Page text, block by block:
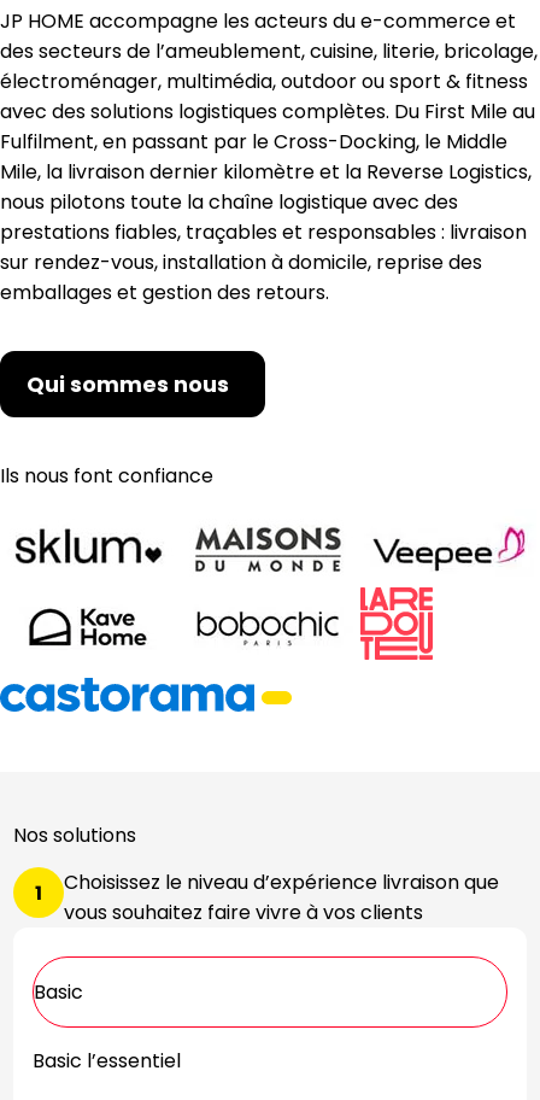
JP HOME accompagne les acteurs du e-commerce et
des secteurs de l’ameublement, cuisine, literie, bricolage,
électroménager, multimédia, outdoor ou sport & fitness
avec des solutions logistiques complètes. Du First Mile au
Fulfilment, en passant par le Cross-Docking, le Middle
Mile, la livraison dernier kilomètre et la Reverse Logistics,
nous pilotons toute la chaîne logistique avec des
prestations fiables, traçables et responsables : livraison
sur rendez-vous, installation à domicile, reprise des
emballages et gestion des retours.
Qui sommes nous
Ils nous font confiance
Nos solutions
1
Choisissez le niveau d’expérience livraison que
vous souhaitez faire vivre à vos clients
Basic
Basic l’essentiel